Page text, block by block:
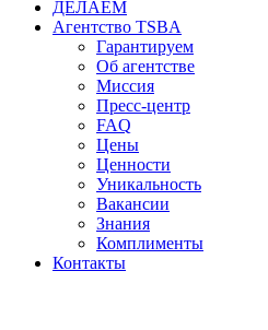
ДЕЛАЕМ
Агентство TSBA
Гарантируем
Об агентстве
Миссия
Пресс-центр
FAQ
Цены
Ценности
Уникальность
Вакансии
Знания
Комплименты
Контакты